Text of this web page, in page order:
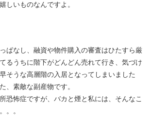
しいものなんですよ。
ぱなし、融資や物件購入の審査はひたすら厳
るうちに階下がどんどん売れて行き、気づけ
そうな高層階の入居となってしまいました
、素敵な副産物です。
恐怖症ですが、バカと煙と私には、そんなこ
。。